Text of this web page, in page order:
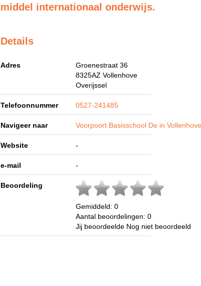
middel internationaal onderwijs.
Details
Adres
Groenestraat 36
8325AZ Vollenhove
Overijssel
Telefoonnummer 0527-241485
Navigeer naar Voorpoort Basisschool De in
Website -
e-mail -
Beoordeling
Gemiddeld:0
Aantal beoordelingen:0
Jij beoordeelde Nog niet beoordeeld